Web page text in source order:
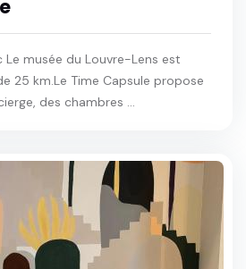
Le musée du Louvre-Lens est
25 km.Le Time Capsule propose
des chambres ...